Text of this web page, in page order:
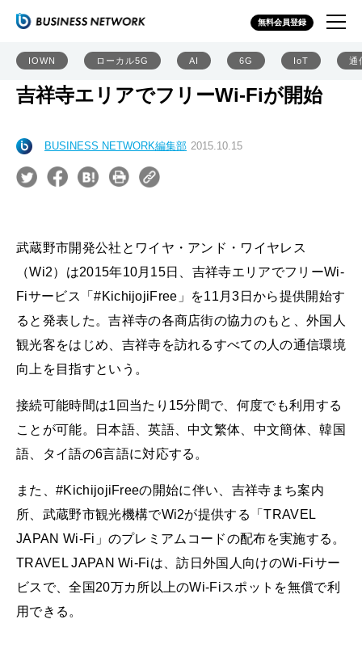
無料会員登録
IOWN ローカル5G AI 6G IoT 通
吉祥寺エリアでフリーWi-Fiが開始
BUSINESS NETWORK編集部 2015.10.15
武蔵野市開発公社とワイヤ・アンド・ワイヤレス
（Wi2）は2015年10月15日、吉祥寺エリアでフリーWi-
Fiサービス「#KichijojiFree」を11月3日から提供開始す
ると発表した。吉祥寺の各商店街の協力のもと、外国人
観光客をはじめ、吉祥寺を訪れるすべての人の通信環境
向上を目指すという。
接続可能時間は1回当たり15分間で、何度でも利用する
ことが可能。日本語、英語、中文繁体、中文簡体、韓国
語、タイ語の6言語に対応する。
また、#KichijojiFreeの開始に伴い、吉祥寺まち案内
所、武蔵野市観光機構でWi2が提供する「TRAVEL
JAPAN Wi-Fi」のプレミアムコードの配布を実施する。
TRAVEL JAPAN Wi-Fiは、訪日外国人向けのWi-Fiサー
ビスで、全国20万カ所以上のWi-Fiスポットを無償で利
用できる。